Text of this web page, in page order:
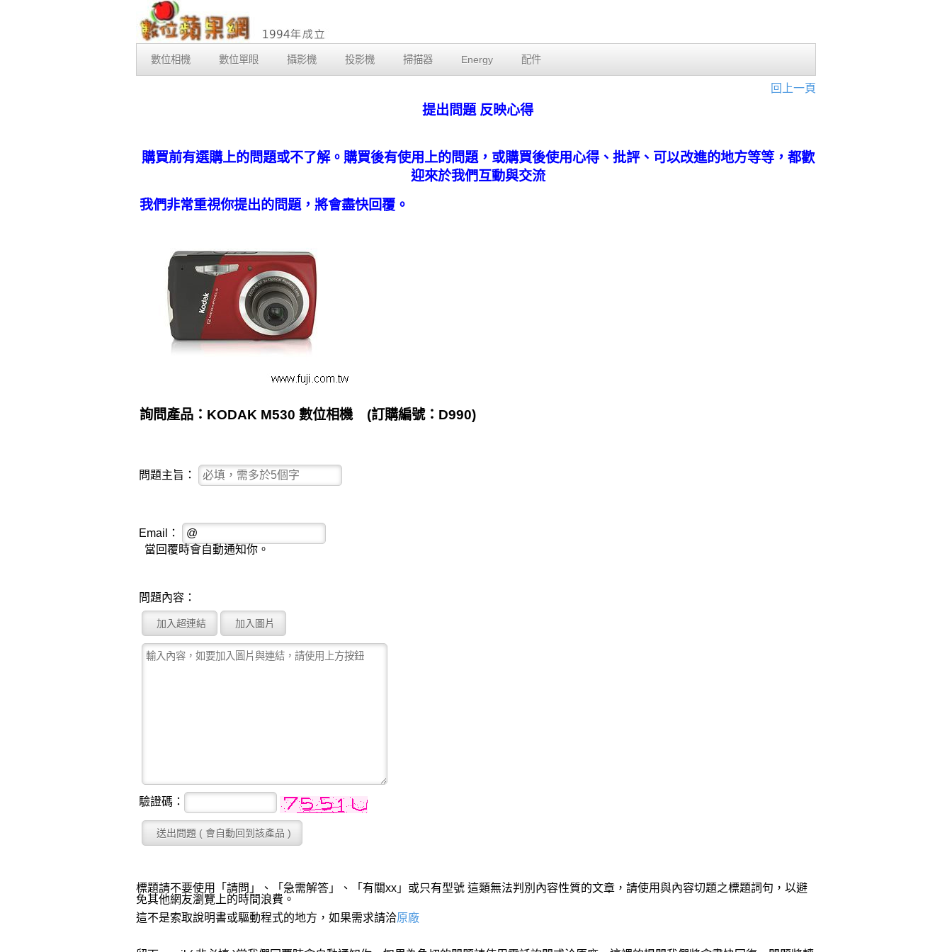
數位相機 數位單眼 攝影機 投影機 掃描器 Energy 配件
回上一頁
提出問題 反映心得
購買前有選購上的問題或不了解。購買後有使用上的問題，或購買後使用心得、批評、可以改進的地方等等，都歡
迎來於我們互動與交流
我們非常重視你提出的問題，將會盡快回覆。
詢問產品：KODAK M530 數位相機 (訂購編號：D990)
問題主旨：
Email：
當回覆時會自動通知你。
問題內容：
驗證碼：
標題請不要使用「請問」、「急需解答」、「有關xx」或只有型號 這類無法判別內容性質的文章，請使用與內容切題之標題詞句，以避
免其他網友瀏覽上的時間浪費。
這不是索取說明書或驅動程式的地方，如果需求請洽原廠